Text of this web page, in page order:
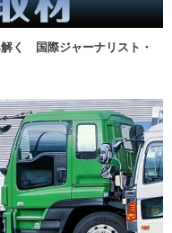
解く 国際ジャーナリスト・